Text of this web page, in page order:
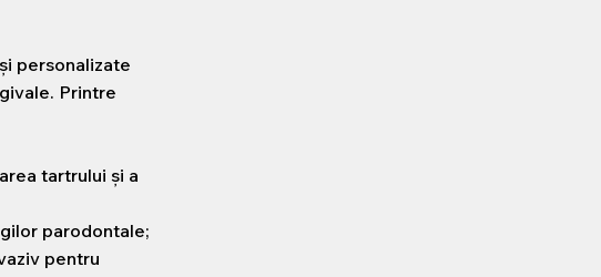
personalizate
Printre
tartrului și a
parodontale;
pentru